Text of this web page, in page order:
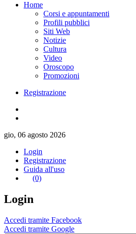
Home
Corsi e appuntamenti
Profili pubblici
Siti Web
Notizie
Cultura
Video
Oroscopo
Promozioni
Registrazione
gio, 06 agosto 2026
Login
Registrazione
Guida all'uso
(0)
Login
Accedi tramite Facebook
Accedi tramite Google